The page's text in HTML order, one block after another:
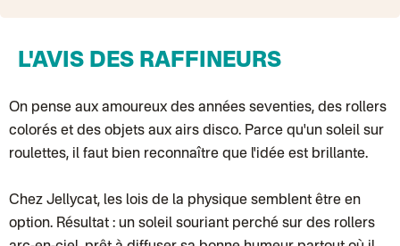
Point relais Standard
Colissimo suivi (expédition partenaire)
Colissimo suivi (envoi partenaire)
Test dropshipping
Colissimo suivi (expédition Soundivine)
Lettre suivie (expédition Merci Maman)
Colissimo suivi (expédition June & Jane)
Colissimo suivi (expédition Les Fils)
L'AVIS DES RAFFINEURS
On pense aux amoureux des années seventies, des rollers
colorés et des objets aux airs disco. Parce qu'un soleil sur
roulettes, il faut bien reconnaître que l'idée est brillante.
Chez Jellycat, les lois de la physique semblent être en
option. Résultat : un soleil souriant perché sur des rollers